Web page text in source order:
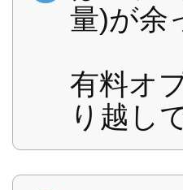
量)が余
有料オ
り越し